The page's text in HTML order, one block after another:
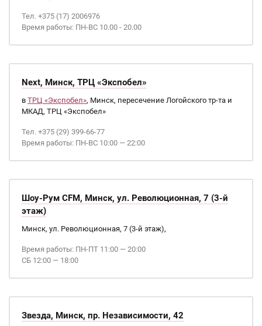
Тел. +375 (17) 2006976
Время работы: ПН-ВС 10.00 - 20.00
Next, Минск, ТРЦ «Экспобел»
в ТРЦ «Экспобел», Минск, пересечение Логойского тр-та и
МКАД, ТРЦ «Экспобел»
Тел. +375 (29) 399-66-77
Время работы: ПН-ВС 10:00 — 22:00
Шоу-Рум CFM, Минск, ул. Революционная, 7 (3-й
этаж)
Минск, ул. Революционная, 7 (3-й этаж),
Время работы: ПН-ПТ 11:00 — 20:00
СБ 12:00 — 18:00
Звезда, Минск, пр. Независимости, 42